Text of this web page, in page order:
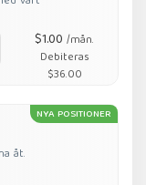
$1.00/mån.
Debiteras
$36.00
NYA POSITIONER
åt.